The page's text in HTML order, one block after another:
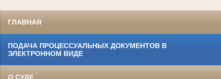
ГЛАВНАЯ
ПОДАЧА ПРОЦЕССУАЛЬНЫХ ДОКУМЕНТОВ В
ЭЛЕКТРОННОМ ВИДЕ
О СУДЕ